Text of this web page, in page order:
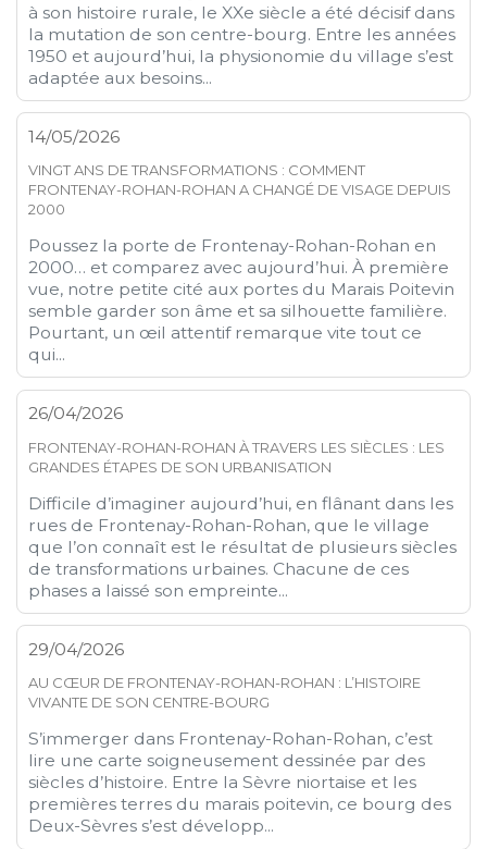
à son histoire rurale, le XXe siècle a été décisif dans
la mutation de son centre-bourg. Entre les années
1950 et aujourd’hui, la physionomie du village s’est
adaptée aux besoins...
14/05/2026
VINGT ANS DE TRANSFORMATIONS : COMMENT
FRONTENAY-ROHAN-ROHAN A CHANGÉ DE VISAGE DEPUIS
2000
Poussez la porte de Frontenay-Rohan-Rohan en
2000… et comparez avec aujourd’hui. À première
vue, notre petite cité aux portes du Marais Poitevin
semble garder son âme et sa silhouette familière.
Pourtant, un œil attentif remarque vite tout ce
qui...
26/04/2026
FRONTENAY-ROHAN-ROHAN À TRAVERS LES SIÈCLES : LES
GRANDES ÉTAPES DE SON URBANISATION
Difficile d’imaginer aujourd’hui, en flânant dans les
rues de Frontenay-Rohan-Rohan, que le village
que l’on connaît est le résultat de plusieurs siècles
de transformations urbaines. Chacune de ces
phases a laissé son empreinte...
29/04/2026
AU CŒUR DE FRONTENAY-ROHAN-ROHAN : L’HISTOIRE
VIVANTE DE SON CENTRE-BOURG
S’immerger dans Frontenay-Rohan-Rohan, c’est
lire une carte soigneusement dessinée par des
siècles d’histoire. Entre la Sèvre niortaise et les
premières terres du marais poitevin, ce bourg des
Deux-Sèvres s’est développ...